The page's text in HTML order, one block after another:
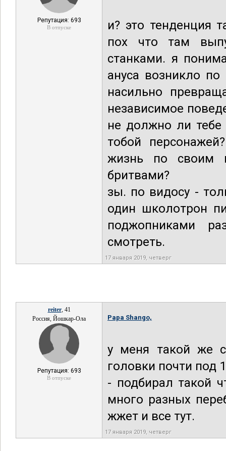
Репутация: 693
В отпуске
и? это тенденция
пох что там
станками. я
ануса возникло
насильно
независимое
не должно ли
тобой
жизнь по своим
бритвами?
зы. по видосу -
один школотрон
поджопниками
смотреть.
17 января 2019, четверг
reiter, 41
Россия, Йошкар-Ола
Репутация: 693
В отпуске
Papa Shango,
у меня такой же
головки почти под
- подбирал такой
много разных
жжет и все тут.
17 января 2019, четверг